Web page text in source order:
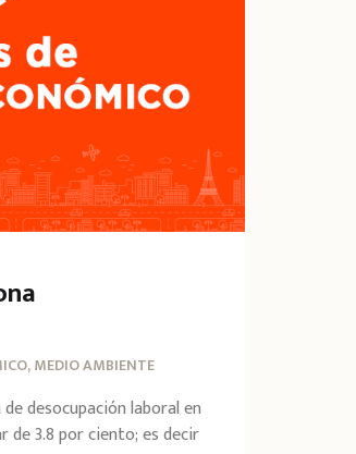
MEDIO AMBIENTE
desocupación laboral en
de 3.8 por ciento; es decir